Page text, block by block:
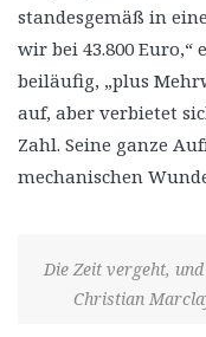
standesgemäß in
wir bei 43.800
beiläufig, „plus
auf, aber verbietet
Zahl. Seine ganze
mechanischen
Die Zeit vergeht,
Christian